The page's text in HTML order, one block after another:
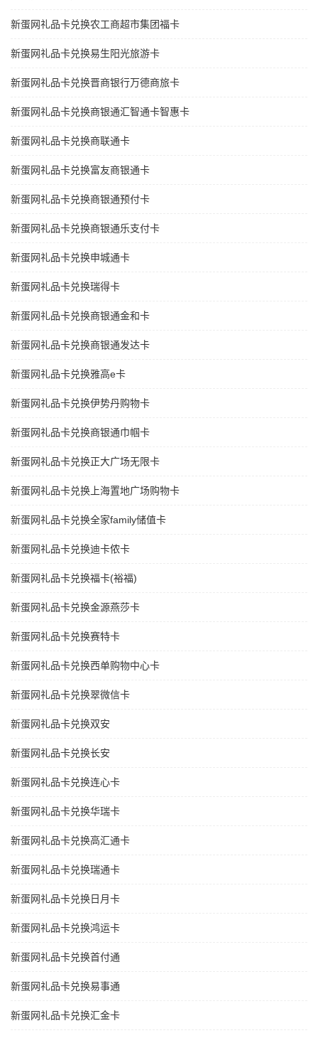
新蛋网礼品卡兑换农工商超市集团福卡
新蛋网礼品卡兑换易生阳光旅游卡
新蛋网礼品卡兑换晋商银行万德商旅卡
新蛋网礼品卡兑换商银通汇智通卡智惠卡
新蛋网礼品卡兑换商联通卡
新蛋网礼品卡兑换富友商银通卡
新蛋网礼品卡兑换商银通预付卡
新蛋网礼品卡兑换商银通乐支付卡
新蛋网礼品卡兑换申城通卡
新蛋网礼品卡兑换瑞得卡
新蛋网礼品卡兑换商银通金和卡
新蛋网礼品卡兑换商银通发达卡
新蛋网礼品卡兑换雅高e卡
新蛋网礼品卡兑换伊势丹购物卡
新蛋网礼品卡兑换商银通巾帼卡
新蛋网礼品卡兑换正大广场无限卡
新蛋网礼品卡兑换上海置地广场购物卡
新蛋网礼品卡兑换全家family储值卡
新蛋网礼品卡兑换迪卡侬卡
新蛋网礼品卡兑换福卡(裕福)
新蛋网礼品卡兑换金源燕莎卡
新蛋网礼品卡兑换赛特卡
新蛋网礼品卡兑换西单购物中心卡
新蛋网礼品卡兑换翠微信卡
新蛋网礼品卡兑换双安
新蛋网礼品卡兑换长安
新蛋网礼品卡兑换连心卡
新蛋网礼品卡兑换华瑞卡
新蛋网礼品卡兑换高汇通卡
新蛋网礼品卡兑换瑞通卡
新蛋网礼品卡兑换日月卡
新蛋网礼品卡兑换鸿运卡
新蛋网礼品卡兑换首付通
新蛋网礼品卡兑换易事通
新蛋网礼品卡兑换汇金卡